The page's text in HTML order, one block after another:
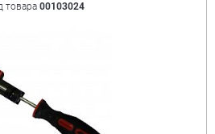
товара 00103024